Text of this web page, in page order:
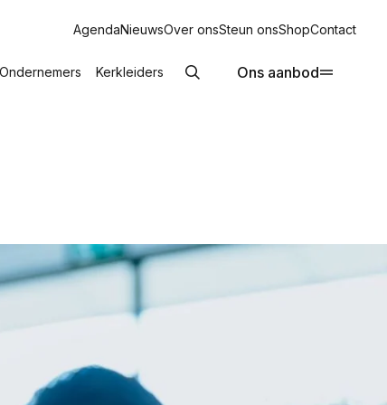
AgendaNieuwsOver onsSteun onsShopContact
Ondernemers Kerkleiders Ons aanbod